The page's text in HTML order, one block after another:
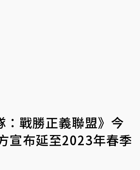
：戰勝正義聯盟》今
宣布延至2023年春季